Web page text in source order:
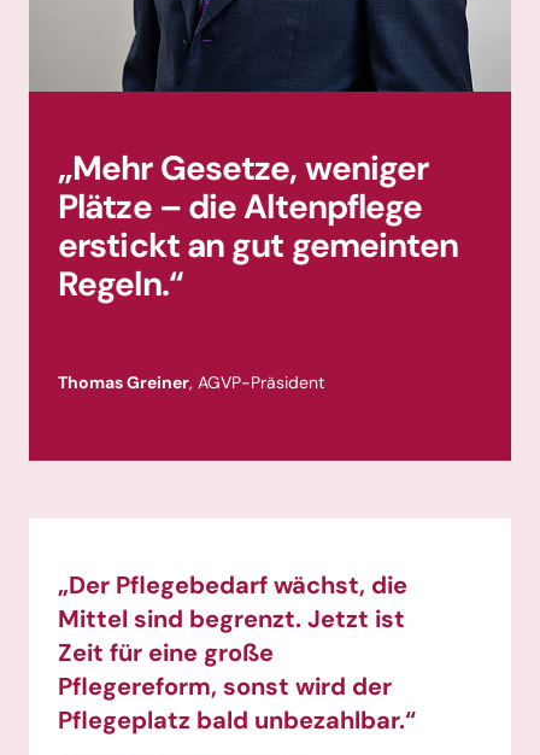
„Mehr Gesetze, weniger
Plätze – die Altenpflege
erstickt an gut gemeinten
Regeln.“
Thomas Greiner, AGVP-Präsident
„Der Pflegebedarf wächst, die
Mittel sind begrenzt. Jetzt ist
Zeit für eine große
Pflegereform, sonst wird der
Pflegeplatz bald unbezahlbar.“